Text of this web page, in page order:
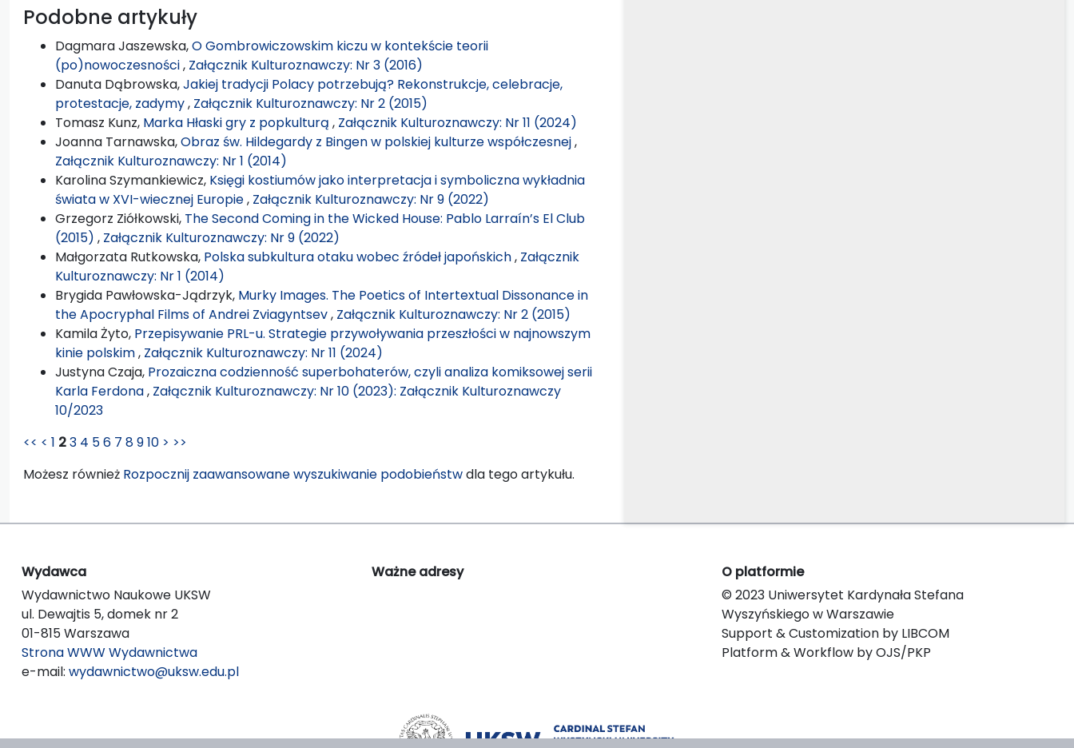
Podobne artykuły
Dagmara Jaszewska,O Gombrowiczowskim kiczu w kontekście teorii
(po)nowoczesności, Załącznik Kulturoznawczy: Nr 3 (2016)
Danuta Dąbrowska,Jakiej tradycji Polacy potrzebują? Rekonstrukcje, celebracje,
protestacje, zadymy, Załącznik Kulturoznawczy: Nr 2 (2015)
Tomasz Kunz, Marka Hłaski gry z popkulturą , Załącznik Kulturoznawczy: Nr 11 (2024)
Joanna Tarnawska,Obraz św. Hildegardy z Bingen w polskiej kulturze współczesnej,
Załącznik Kulturoznawczy: Nr 1 (2014)
Karolina Szymankiewicz, Księgi kostiumów jako interpretacja i symboliczna wykładnia
świata w XVI-wiecznej Europie, Załącznik Kulturoznawczy: Nr 9 (2022)
Grzegorz Ziółkowski, The Second Coming in the Wicked House: Pablo Larraín’s El Club
(2015) , Załącznik Kulturoznawczy: Nr 9 (2022)
Małgorzata Rutkowska, Polska subkultura otaku wobec źródeł japońskich, Załącznik
Kulturoznawczy: Nr 1 (2014)
Brygida Pawłowska-Jądrzyk, Murky Images. The Poetics of Intertextual Dissonance in
the Apocryphal Films of Andrei Zviagyntsev, Załącznik Kulturoznawczy: Nr 2 (2015)
Kamila Żyto, Przepisywanie PRL-u. Strategie przywoływania przeszłości w najnowszym
kinie polskim, Załącznik Kulturoznawczy: Nr 11 (2024)
Justyna Czaja, Prozaiczna codzienność superbohaterów, czyli analiza komiksowej serii
Karla Ferdona, Załącznik Kulturoznawczy: Nr 10 (2023): Załącznik Kulturoznawczy
10/2023
<< < 1 23 4 56 7 8910 > >>
Możesz również Rozpocznij zaawansowane wyszukiwanie podobieństwdla tego artykułu.
Wydawca
Wydawnictwo Naukowe UKSW
ul. Dewajtis 5, domek nr 2
01-815 Warszawa
Strona WWW Wydawnictwa
e-mail: wydawnictwo@uksw.edu.pl
Ważne adresy
O platformie
© 2023 Uniwersytet Kardynała Stefana
Wyszyńskiego w Warszawie
Support & Customization by LIBCOM
Platform & Workflow by OJS/PKP